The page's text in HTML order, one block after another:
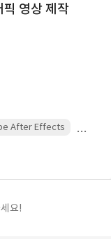
영상 제작
After Effects
요!